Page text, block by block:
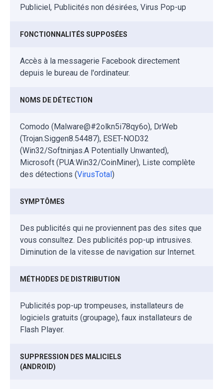
Publiciel, Publicités non désirées, Virus Pop-up
FONCTIONNALITÉS SUPPOSÉES
Accès à la messagerie Facebook directement
depuis le bureau de l'ordinateur.
NOMS DE DÉTECTION
Comodo (Malware@#2olkn5i78qy6o), DrWeb
(Trojan.Siggen8.54487), ESET-NOD32
(Win32/Softninjas.A Potentially Unwanted),
Microsoft (PUA:Win32/CoinMiner), Liste complète
des détections (VirusTotal)
SYMPTÔMES
Des publicités qui ne proviennent pas des sites que
vous consultez. Des publicités pop-up intrusives.
Diminution de la vitesse de navigation sur Internet.
MÉTHODES DE DISTRIBUTION
Publicités pop-up trompeuses, installateurs de
logiciels gratuits (groupage), faux installateurs de
Flash Player.
SUPPRESSION DES MALICIELS
(ANDROID)